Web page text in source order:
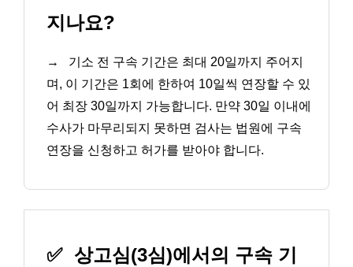
지나요?
→
기소 전 구속 기간은 최대 20일까지 주어지
며, 이 기간은 1회에 한하여 10일씩 연장할 수 있
어 최장 30일까지 가능합니다. 만약 30일 이내에
수사가 마무리되지 못하면 검사는 법원에 구속
연장을 신청하고 허가를 받아야 합니다.
✅ 상고심(3심)에서의 구속 기